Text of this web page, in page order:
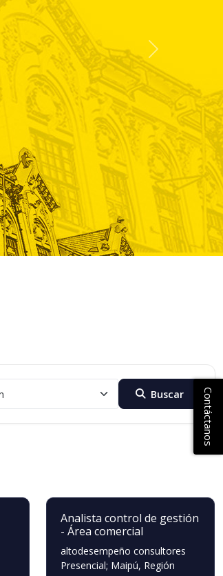
Siguiente
Buscar
Analista control de gestión
- Área comercial
altodesempeño consultores
Presencial; Maipú, Región
Contáctanos